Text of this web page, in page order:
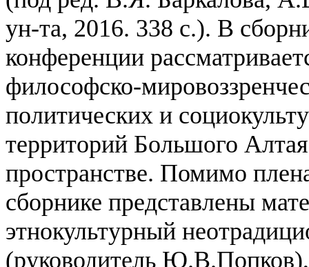
ун-та, 2016. 338 с.). В
конференции
философско-
политических и
территорий Большого
пространстве. Помимо
сборнике представлены
этнокультурный
(руководитель Ю.В.Попков),